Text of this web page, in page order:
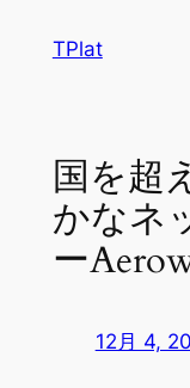
TPlat
国を超
かなネ
ー
12月 4,